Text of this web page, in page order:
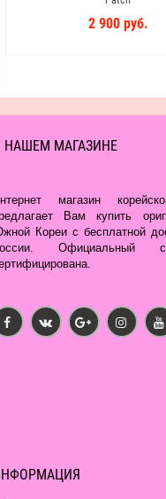
2 900 руб.
НАШЕМ МАГАЗИНЕ
магазин
Вам купить
Кореи с бесплатной
Официальный